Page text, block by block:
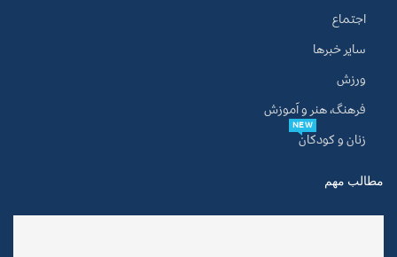
اجتماع
سایر خبرها
ورزش
فرهنگ، هنر و آموزش
زنان و کودکان
NEW
مطالب مهم